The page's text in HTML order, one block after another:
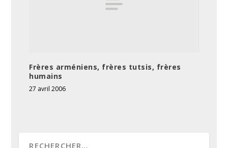
Frères arméniens, frères tutsis, frères
humains
27 avril 2006